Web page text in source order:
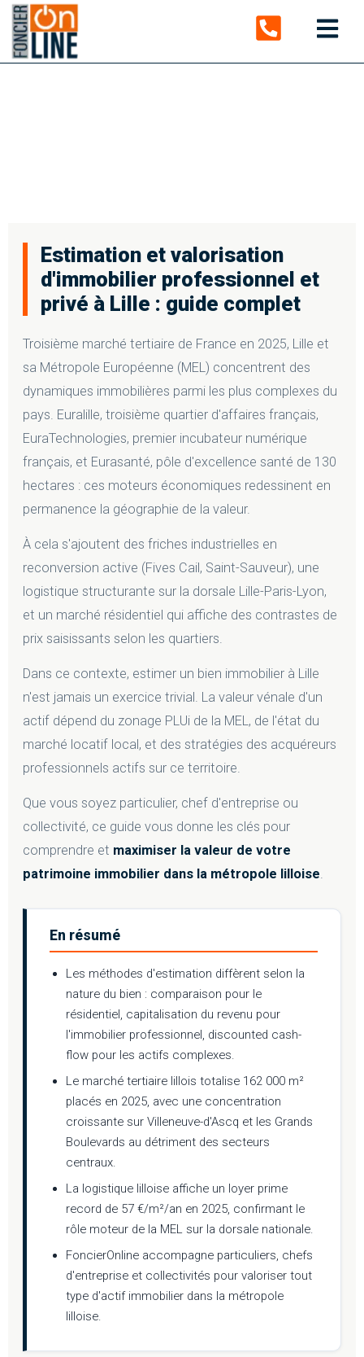
Estimation et
valorisation
Estimation et valorisation
d'immobilier professionnel et
privé à Lille : guide complet
Troisième marché tertiaire de France en 2025, Lille et
sa Métropole Européenne (MEL) concentrent des
dynamiques immobilières parmi les plus complexes du
pays. Euralille, troisième quartier d'affaires français,
EuraTechnologies, premier incubateur numérique
français, et Eurasanté, pôle d'excellence santé de 130
hectares : ces moteurs économiques redessinent en
permanence la géographie de la valeur.
À cela s'ajoutent des friches industrielles en
reconversion active (Fives Cail, Saint-Sauveur), une
logistique structurante sur la dorsale Lille-Paris-Lyon,
et un marché résidentiel qui affiche des contrastes de
prix saisissants selon les quartiers.
Dans ce contexte, estimer un bien immobilier à Lille
n'est jamais un exercice trivial. La valeur vénale d'un
actif dépend du zonage PLUi de la MEL, de l'état du
marché locatif local, et des stratégies des acquéreurs
professionnels actifs sur ce territoire.
Que vous soyez particulier, chef d'entreprise ou
collectivité, ce guide vous donne les clés pour
comprendre et maximiser la valeur de votre
patrimoine immobilier dans la métropole lilloise.
En résumé
Les méthodes d'estimation diffèrent selon la
nature du bien : comparaison pour le
résidentiel, capitalisation du revenu pour
l'immobilier professionnel, discounted cash-
flow pour les actifs complexes.
Le marché tertiaire lillois totalise 162 000 m²
placés en 2025, avec une concentration
croissante sur Villeneuve-d'Ascq et les Grands
Boulevards au détriment des secteurs
centraux.
La logistique lilloise affiche un loyer prime
record de 57 €/m²/an en 2025, confirmant le
rôle moteur de la MEL sur la dorsale nationale.
FoncierOnline accompagne particuliers, chefs
d'entreprise et collectivités pour valoriser tout
type d'actif immobilier dans la métropole
lilloise.